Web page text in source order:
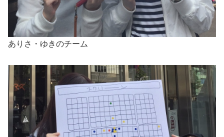
ありさ・ゆきのチーム